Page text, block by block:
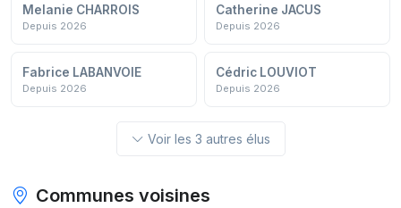
Melanie CHARROIS
Depuis 2026
Catherine JACUS
Depuis 2026
Fabrice LABANVOIE
Depuis 2026
Cédric LOUVIOT
Depuis 2026
Voir les 3 autres élus
Communes voisines